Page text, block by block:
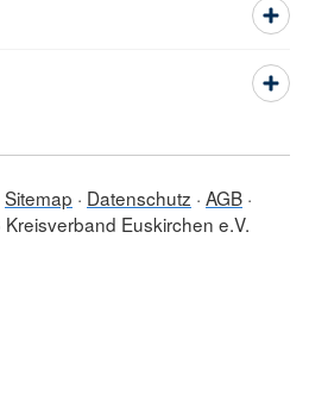
Sitemap Datenschutz AGB
Euskirchen e.V.